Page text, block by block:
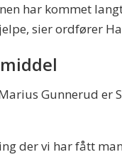
har kommet
sier ordfører
Gunnerud er
der vi har fått